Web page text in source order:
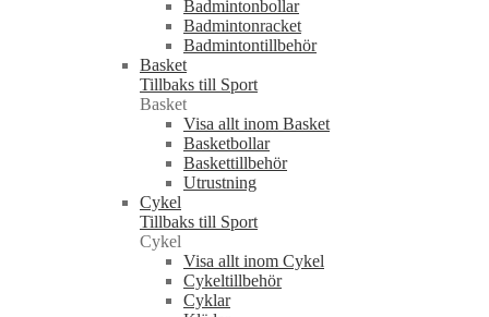
Badmintonbollar
Badmintonracket
Badmintontillbehör
Basket
Tillbaks till Sport
Basket
Visa allt inom Basket
Basketbollar
Baskettillbehör
Utrustning
Cykel
Tillbaks till Sport
Cykel
Visa allt inom Cykel
Cykeltillbehör
Cyklar